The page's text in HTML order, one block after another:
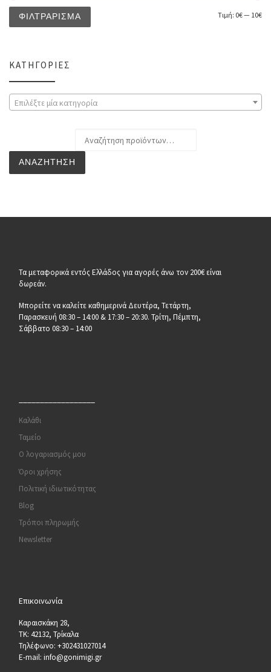
ΦΙΛΤΡΆΡΙΣΜΑ Τιμή: 0€— 10€
ΚΑΤΗΓΟΡΊΕΣ
Επιλέξτε μία κατηγορία
ΑΝΑΖΉΤΗΣΗ
Τα μεταφορικά εντός Ελλάδος για αγορές άνω τον 200€ είναι
δωρεάν.
Μπορείτε να καλείτε καθημερινά Δευτέρα, Τετάρτη,
Παρασκευή 08:30 – 14:00 & 17:30 – 20:30. Τρίτη, Πέμπτη,
Σάββατο 08:30 – 14:00
Καλάθι
Ταμείο
Ο λογαριασμός μου
Όροι χρήσης
Πολιτική ιδιωτικότητας
Blog
Τρόποι πληρωμής
Newsletter
Επικοινωνία
Καραισκάκη 28,
ΤΚ: 42132, Τρίκαλα
Τηλέφωνο: +302431027014
E-mail: info@gonimigi.gr